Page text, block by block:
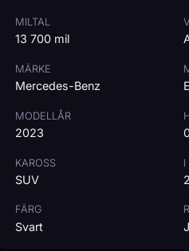
MILTAL
13 700 mil
MÄRKE
Mercedes-Benz
MODELLÅR
2023
KAROSS
SUV
I
FÄRG
Svart